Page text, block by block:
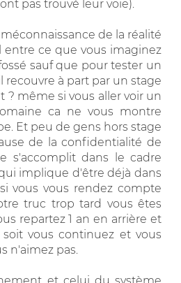
pas trouvé leur voie).
de la réalité
entre ce que vous imaginez
sauf que pour tester un
recouvre à part par un stage
? même si vous aller voir un
ca ne vous montre
Et peu de gens hors stage
de la confidentialité de
s'accomplit dans le cadre
implique d'être déjà dans
vous vous rendez compte
truc trop tard vous êtes
repartez 1 an en arrière et
vous continuez et vous
n'aimez pas.